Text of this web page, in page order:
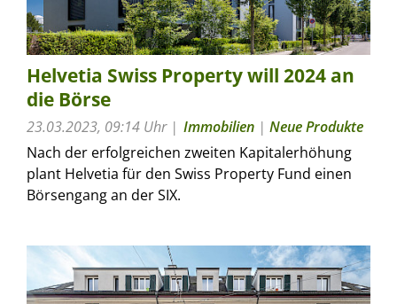
Helvetia Swiss Property will 2024 an
die Börse
23.03.2023, 09:14 Uhr Immobilien | Neue Produkte
Nach der erfolgreichen zweiten Kapitalerhöhung
plant Helvetia für den Swiss Property Fund einen
Börsengang an der SIX.